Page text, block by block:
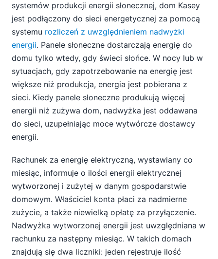
systemów produkcji energii słonecznej, dom Kasey
jest podłączony do sieci energetycznej za pomocą
systemu rozliczeń z uwzględnieniem nadwyżki
energii. Panele słoneczne dostarczają energię do
domu tylko wtedy, gdy świeci słońce. W nocy lub w
sytuacjach, gdy zapotrzebowanie na energię jest
większe niż produkcja, energia jest pobierana z
sieci. Kiedy panele słoneczne produkują więcej
energii niż zużywa dom, nadwyżka jest oddawana
do sieci, uzupełniając moce wytwórcze dostawcy
energii.
Rachunek za energię elektryczną, wystawiany co
miesiąc, informuje o ilości energii elektrycznej
wytworzonej i zużytej w danym gospodarstwie
domowym. Właściciel konta płaci za nadmierne
zużycie, a także niewielką opłatę za przyłączenie.
Nadwyżka wytworzonej energii jest uwzględniana w
rachunku za następny miesiąc. W takich domach
znajdują się dwa liczniki: jeden rejestruje ilość